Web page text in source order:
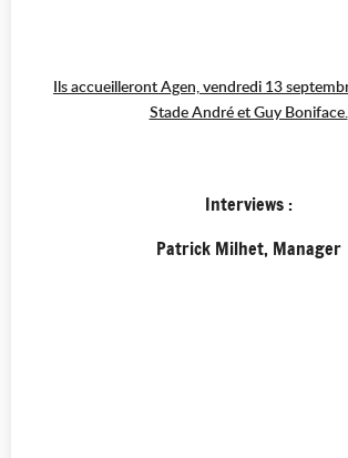
Ils accueilleront Agen, vendredi 13
Stade André et Guy Boniface.
Interviews :
Patrick Milhet, Manager